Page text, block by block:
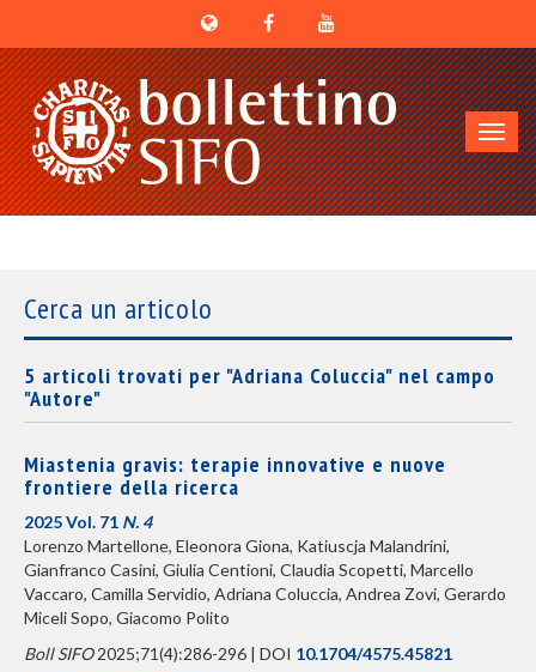
Cerca un articolo
5 articoli trovati per "Adriana Coluccia" nel campo
"Autore"
Miastenia gravis: terapie innovative e nuove
frontiere della ricerca
2025 Vol. 71 N. 4
Lorenzo Martellone, Eleonora Giona, Katiuscja Malandrini,
Gianfranco Casini, Giulia Centioni, Claudia Scopetti, Marcello
Vaccaro, Camilla Servidio, Adriana Coluccia, Andrea Zovi, Gerardo
Miceli Sopo, Giacomo Polito
Boll SIFO2025;71(4):286-296 | DOI 10.1704/4575.45821